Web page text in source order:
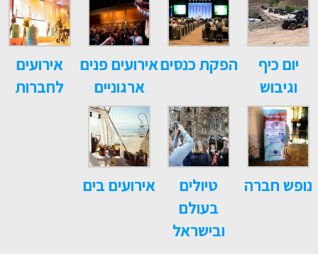
יום כיף
וגיבוש
הפקת כנסיםאירועים פנים
ארגוניים
אירועים
לחברות
נופש חברה
טיולים
בעולם
ובישראל
אירועים בים